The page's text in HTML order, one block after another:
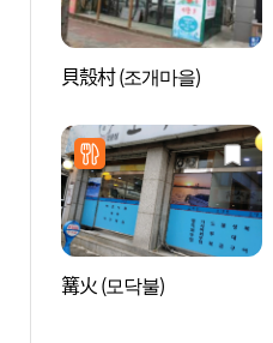
貝殼村 (조개마을)
篝火 (모닥불)